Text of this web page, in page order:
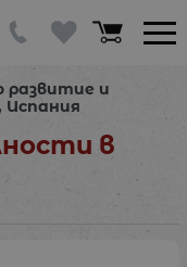
развитие и
Испания
в